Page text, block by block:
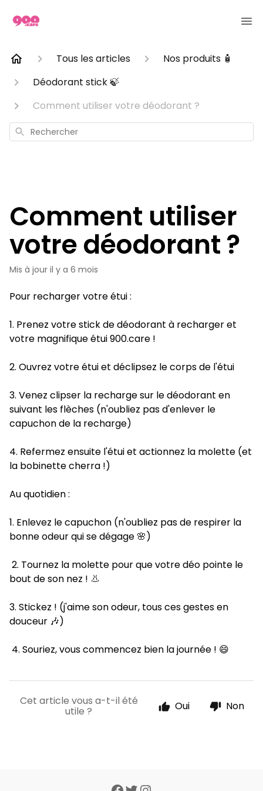
Tous les articles
Nos produits 🧴
Déodorant stick 🍃
Comment utiliser votre déodorant ?
Rechercher
Comment utiliser
votre déodorant ?
Mis à jour il y a 6 mois
Pour recharger votre étui :
1. Prenez votre stick de déodorant à recharger et
votre magnifique étui 900.care !
2. Ouvrez votre étui et déclipsez le corps de l'étui
3. Venez clipser la recharge sur le déodorant en
suivant les flèches (n'oubliez pas d'enlever le
capuchon de la recharge)
4. Refermez ensuite l'étui et actionnez la molette (et
la bobinette cherra !)
Au quotidien :
1. Enlevez le capuchon (n'oubliez pas de respirer la
bonne odeur qui se dégage 🌸)
2. Tournez la molette pour que votre déo pointe le
bout de son nez ! 👃
3. Stickez ! (j'aime son odeur, tous ces gestes en
douceur 🎶)
4. Souriez, vous commencez bien la journée ! 😄
Cet article vous a-t-il été
utile ? Oui Non